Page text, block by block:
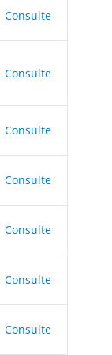
Consulte
Consulte
Consulte
Consulte
Consulte
Consulte
Consulte